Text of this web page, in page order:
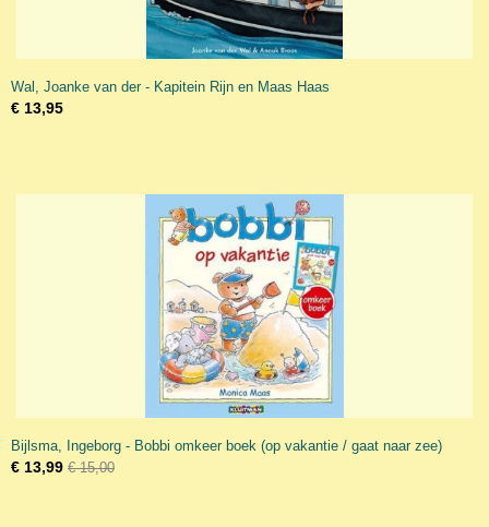
Wal, Joanke van der - Kapitein Rijn en Maas Haas
€ 13,95
Bijlsma, Ingeborg - Bobbi omkeer boek (op vakantie / gaat naar zee)
€ 13,99 € 15,00